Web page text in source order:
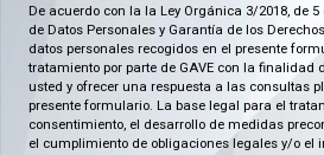
De acuerdo con la la Ley Orgánica 3/2018, de
de Datos Personales y Garantía de los
datos personales recogidos en el presente
tratamiento por parte de GAVE con la finalidad
usted y ofrecer una respuesta a las consultas
presente formulario. La base legal para el
consentimiento, el desarrollo de medidas
el cumplimiento de obligaciones legales y/o el